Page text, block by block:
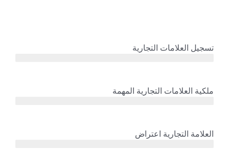
تسجيل العلامات التجارية
ملكية العلامات التجارية المهمة
العلامة التجارية اعتراض